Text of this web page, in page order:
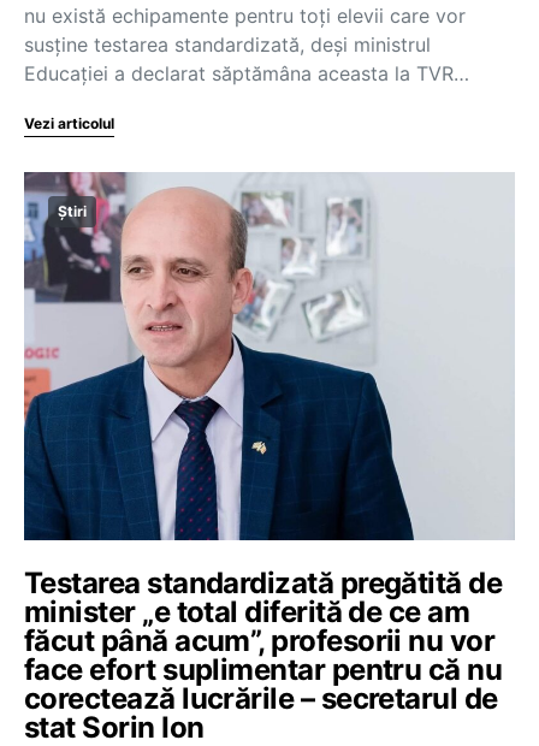
nu există echipamente pentru toți elevii care vor
susține testarea standardizată, deși ministrul
Educației a declarat săptămâna aceasta la TVR…
Vezi articolul
Știri
Testarea standardizată pregătită de
minister „e total diferită de ce am
făcut până acum”, profesorii nu vor
face efort suplimentar pentru că nu
corectează lucrările – secretarul de
stat Sorin Ion